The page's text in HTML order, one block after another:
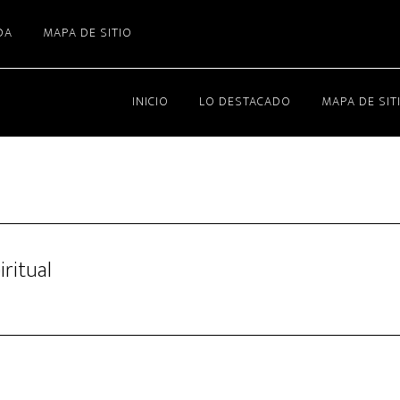
MAPA DE SITIO
INICIO LO DESTACADO MAPA DE